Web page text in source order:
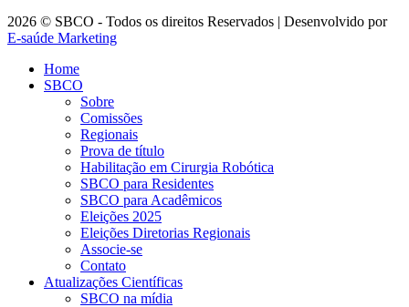
2026 © SBCO - Todos os direitos Reservados | Desenvolvido por
E-saúde Marketing
Home
SBCO
Sobre
Comissões
Regionais
Prova de título
Habilitação em Cirurgia Robótica
SBCO para Residentes
SBCO para Acadêmicos
Eleições 2025
Eleições Diretorias Regionais
Associe-se
Contato
Atualizações Científicas
SBCO na mídia